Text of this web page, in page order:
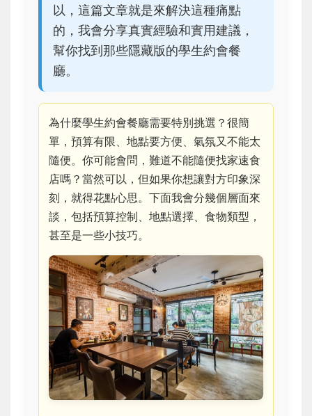
以，這篇文章就是來解決這種痛點
的，我會分享真實經驗和實用建議，
幫你找到那些隱藏版的學生約會餐
廳。
為什麼學生約會餐廳需要特別挑選？很簡
單，預算有限、地點要方便、氣氛又不能太
隨便。你可能會問，難道不能隨便找家速食
店嗎？當然可以，但如果你想讓對方印象深
刻，就得花點心思。下面我會分幾個層面來
談，包括預算控制、地點選擇、食物類型，
甚至是一些小技巧。